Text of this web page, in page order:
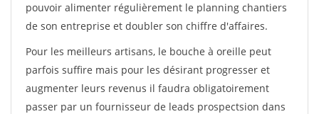
pouvoir alimenter régulièrement le planning chantiers
de son entreprise et doubler son chiffre d'affaires.
Pour les meilleurs artisans, le bouche à oreille peut
parfois suffire mais pour les désirant progresser et
augmenter leurs revenus il faudra obligatoirement
passer par un fournisseur de leads prospectsion dans